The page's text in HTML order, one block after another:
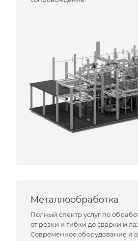
Металлообработка
Полный спектр услуг по
от резки и гибки до сварки и
Современное оборудование и